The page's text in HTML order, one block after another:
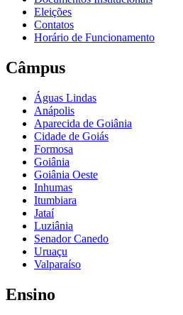
Eleições
Contatos
Horário de Funcionamento
Câmpus
Águas Lindas
Anápolis
Aparecida de Goiânia
Cidade de Goiás
Formosa
Goiânia
Goiânia Oeste
Inhumas
Itumbiara
Jataí
Luziânia
Senador Canedo
Uruaçu
Valparaíso
Ensino